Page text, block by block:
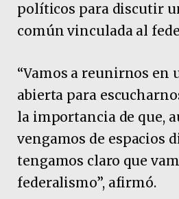
políticos para discutir
común vinculada al
“Vamos a reunirnos en
abierta para
la importancia de que,
vengamos de espacios
tengamos claro que
federalismo”, afirmó.